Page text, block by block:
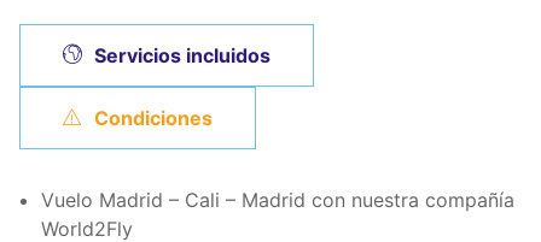
Servicios incluidos
Condiciones
Vuelo Madrid – Cali – Madrid con nuestra compañía
World2Fly